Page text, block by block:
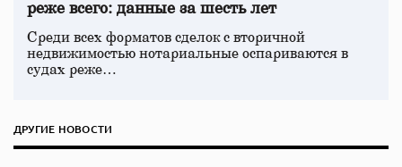
реже всего: данные за шесть лет
Среди всех форматов сделок с вторичной
недвижимостью нотариальные оспариваются в
судах реже…
ДРУГИЕ НОВОСТИ